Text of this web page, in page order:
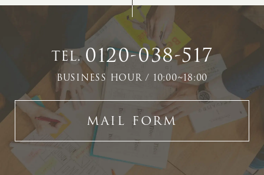
TEL.0120-038-517
BUSINESS HOUR / 10:00~18:00
MAIL FORM